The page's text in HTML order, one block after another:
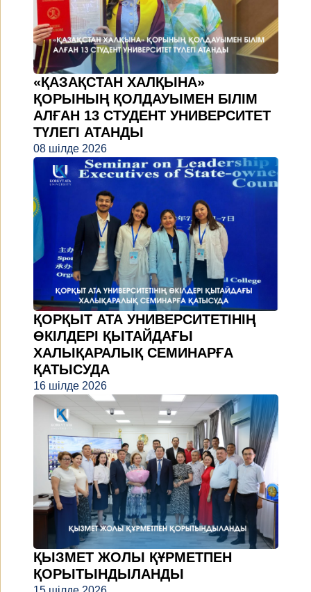
«ҚАЗАҚСТАН ХАЛҚЫНА»
ҚОРЫНЫҢ ҚОЛДАУЫМЕН БІЛІМ
АЛҒАН 13 СТУДЕНТ УНИВЕРСИТЕТ
ТҮЛЕГІ АТАНДЫ
08 шілде 2026
ҚОРҚЫТ АТА УНИВЕРСИТЕТІНІҢ
ӨКІЛДЕРІ ҚЫТАЙДАҒЫ
ХАЛЫҚАРАЛЫҚ СЕМИНАРҒА
ҚАТЫСУДА
16 шілде 2026
ҚЫЗМЕТ ЖОЛЫ ҚҰРМЕТПЕН
ҚОРЫТЫНДЫЛАНДЫ